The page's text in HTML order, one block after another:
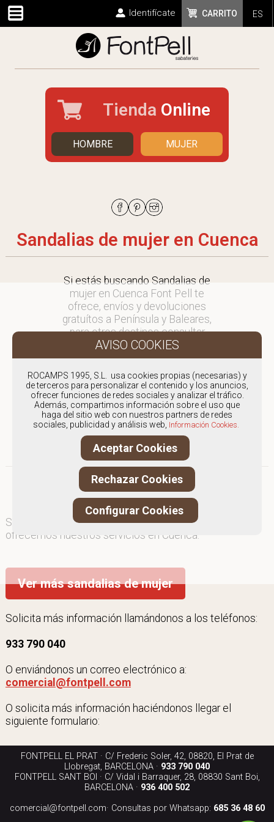
ES
CARRITO
Identifícate
Tienda Online
HOMBRE MUJER
Sandalias de mujer en Cuenca
Si estás buscando Sandalias de
mujer en Cuenca Font Pell te
ofrece, envíos y devoluciones
gratuítos a Península y Baleares,
para otros destinos consultar
en comercial@fontpell.com.
Los envíos a Cuenca gestionados
entre semana se entregarán en
menos de 48 horas; los pedidos
realizados en fin de semana, el
producto se enviará a partir del
lunes.
Somos especialistas en Sandalias de mujer
ofrecemos nuestros servicios en Cuenca.
Ver más sandalias de mujer
Solicita más información llamándonos a los teléfonos:
933 790 040
O enviándonos un correo electrónico a:
comercial@fontpell.com
O solicita más información haciéndonos llegar el
siguiente formulario:
FONTPELL EL PRAT · C/ Frederic Soler, 42, 08820, El Prat de
Llobregat, BARCELONA · 933 790 040
FONTPELL SANT BOI · C/ Vidal i Barraquer, 28, 08830 Sant Boi,
BARCELONA · 936 400 502
comercial@fontpell.com· Consultas por Whatsapp: 685 36 48 60
ROCAMPS 1995, S.L. usa cookies propias (necesarias) y
de terceros para personalizar el contenido y los anuncios,
ofrecer funciones de redes sociales y analizar el tráfico.
Además, compartimos información sobre el uso que
haga del sitio web con nuestros partners de redes
sociales, publicidad y análisis web, Información Cookies.
Aceptar Cookies
Rechazar Cookies
Configurar Cookies